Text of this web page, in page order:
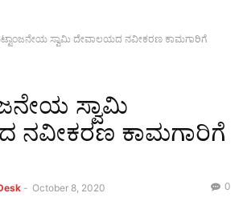
ಸ್ವಾಮಿ ದೇವಾಲಯದ ನವೀಕರಣ ಕಾಮಗಾರಿಗೆ
ಸ್ವಾಮಿ
ನವೀಕರಣ ಕಾಮಗಾರಿಗೆ
- October 8, 2020 0